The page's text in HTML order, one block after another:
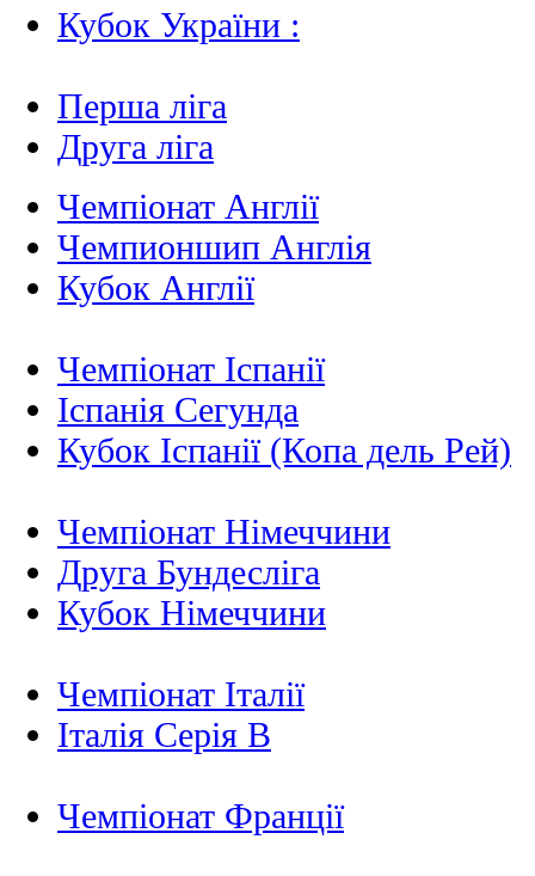
Кубок України :
Перша ліга
Друга ліга
Чемпіонат Англії
Чемпионшип Англія
Кубок Англії
Чемпіонат Іспанії
Іспанія Сегунда
Кубок Іспанії (Копа дель Рей)
Чемпіонат Німеччини
Друга Бундесліга
Кубок Німеччини
Чемпіонат Італії
Італія Серія B
Чемпіонат Франції